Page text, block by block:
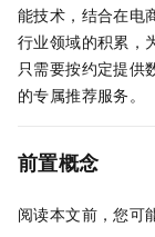
能技术，结合在电
行业领域的积累，
只需要按约定提供
的专属推荐服务。
前置概念
阅读本文前，您可